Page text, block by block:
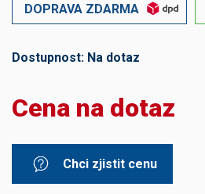
DOPRAVA ZDARMA
Dostupnost: Na dotaz
Cena na dotaz
Chci zjistit cenu